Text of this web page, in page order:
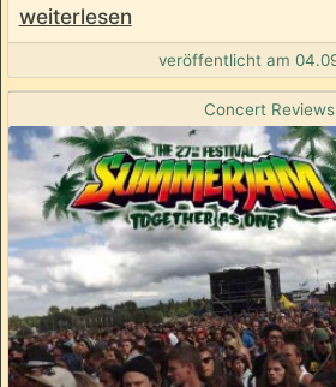
weiterlesen
veröffentlicht am
Concert Reviews